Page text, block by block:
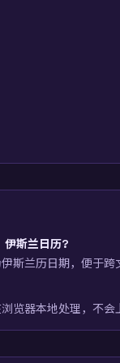
伊斯兰日历?
斯兰历日期，便于跨
览器本地处理，不会